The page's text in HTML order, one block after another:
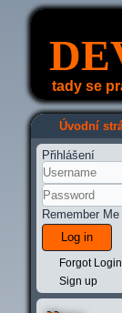
tady se
Úvodní
Přihlášení
Remember Me
Log in
Forgot
Sign up